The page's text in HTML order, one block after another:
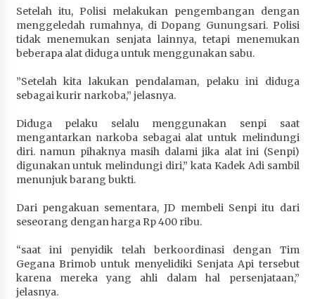
Program 100 Mustahik Per Desa di Desa Teluk
Santong
4 minggu ago
Pelatihan PDPP 2026 Bali
4 minggu ago
Terapkan “Polantas Menyapa”, Satlantas Polres
Sumbawa Berupaya Wujudkan Pelayanan
Kepolisian yang Profesional
4 minggu ago
Capaian Program Pemerintah Kabupaten
Sumbawa Terus Dirasakan Masyarakat
Setelah itu, Polisi melakukan pengembangan dengan
menggeledah rumahnya, di Dopang Gunungsari. Polisi
tidak menemukan senjata lainnya, tetapi menemukan
beberapa alat diduga untuk menggunakan sabu.
”Setelah kita lakukan pendalaman, pelaku ini diduga
sebagai kurir narkoba,” jelasnya.
Diduga pelaku selalu menggunakan senpi saat
mengantarkan narkoba sebagai alat untuk melindungi
diri. namun pihaknya masih dalami jika alat ini (Senpi)
digunakan untuk melindungi diri,” kata Kadek Adi sambil
menunjuk barang bukti.
Dari pengakuan sementara, JD membeli Senpi itu dari
seseorang dengan harga Rp 400 ribu.
“saat ini penyidik telah berkoordinasi dengan Tim
Gegana Brimob untuk menyelidiki Senjata Api tersebut
karena mereka yang ahli dalam hal persenjataan,”
jelasnya.